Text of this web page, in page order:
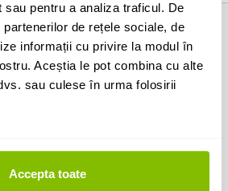
sau pentru a analiza traficul. De
de rețele sociale, de
informații cu privire la modul în
Aceștia le pot combina cu alte
sau culese în urma folosirii
Accepta toate